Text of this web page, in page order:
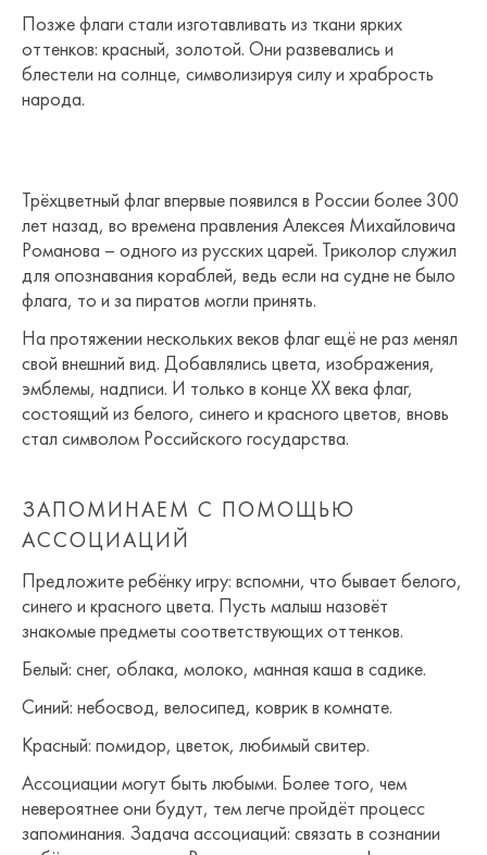
Позже флаги стали изготавливать из ткани ярких
оттенков: красный, золотой. Они развевались и
блестели на солнце, символизируя силу и храбрость
народа.
Трёхцветный флаг впервые появился в России более 300
лет назад, во времена правления Алексея Михайловича
Романова – одного из русских царей. Триколор служил
для опознавания кораблей, ведь если на судне не было
флага, то и за пиратов могли принять.
На протяжении нескольких веков флаг ещё не раз менял
свой внешний вид. Добавлялись цвета, изображения,
эмблемы, надписи. И только в конце ХХ века флаг,
состоящий из белого, синего и красного цветов, вновь
стал символом Российского государства.
ЗАПОМИНАЕМ С ПОМОЩЬЮ
АССОЦИАЦИЙ
Предложите ребёнку игру: вспомни, что бывает белого,
синего и красного цвета. Пусть малыш назовёт
знакомые предметы соответствующих оттенков.
Белый: снег, облака, молоко, манная каша в садике.
Синий: небосвод, велосипед, коврик в комнате.
Красный: помидор, цветок, любимый свитер.
Ассоциации могут быть любыми. Более того, чем
невероятнее они будут, тем легче пройдёт процесс
запоминания. Задача ассоциаций: связать в сознании